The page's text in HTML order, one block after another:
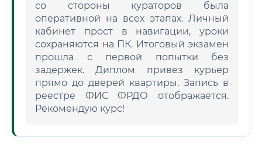
со стороны кураторов была
оперативной на всех этапах. Личный
кабинет прост в навигации, уроки
сохраняются на ПК. Итоговый экзамен
прошла с первой попытки без
задержек. Диплом привез курьер
прямо до дверей квартиры. Запись в
реестре ФИС ФРДО отображается.
Рекомендую курс!